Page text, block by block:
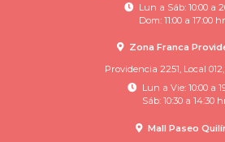
Lun a Sáb: 10:00 a
Dom: 11:00 a 17:00
Zona Franca
Providencia 2251, Local
Lun a Vie: 10:00 a
Sáb: 10:30 a 14:30
Mall Paseo